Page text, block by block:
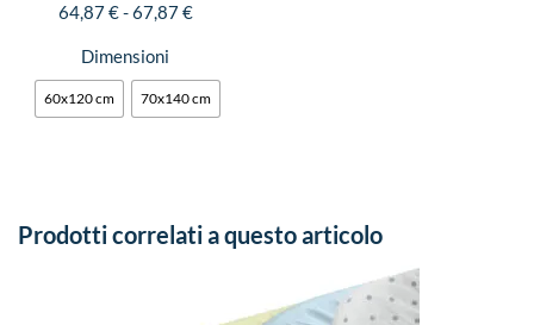
64,87€-67,87€
Dimensioni
60x120 cm 70x140 cm
Prodotti correlati a questo articolo